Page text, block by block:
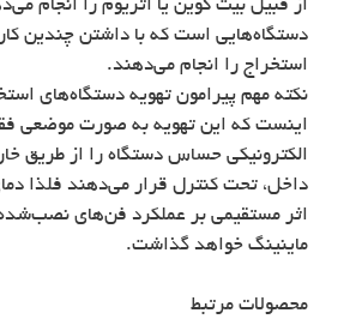
از قبیل بیت کوین یا اتریوم را انجام
دستگاه‌هایی است که با داشتن چندین
استخراج را انجام می‌دهند.
نکته مهم پیرامون تهویه دستگاه‌های
اینست که این تهویه به صورت موضعی
الکترونیکی حساس دستگاه را از طریق
داخل، تحت کنترل قرار می‌دهند فلذا
اثر مستقیمی بر عملکرد فن‌های
ماینینگ خواهد گذاشت.
محصولات مرتبط